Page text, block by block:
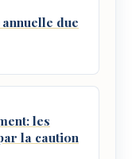
due
les
la caution